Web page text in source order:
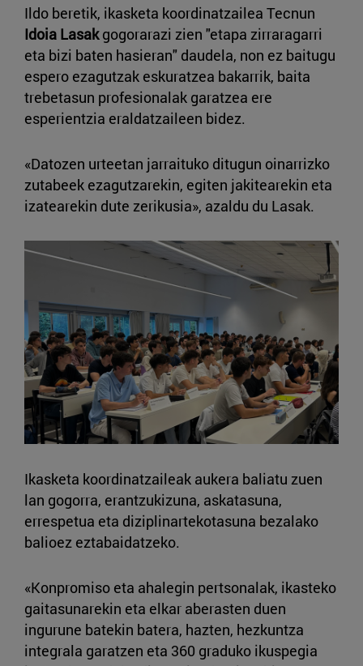
Ildo beretik, ikasketa koordinatzailea Tecnun
Idoia Lasakgogorarazi zien "etapa zirraragarri
eta bizi baten hasieran" daudela, non ez baitugu
espero ezagutzak eskuratzea bakarrik, baita
trebetasun profesionalak garatzea ere
esperientzia eraldatzaileen bidez.
«Datozen urteetan jarraituko ditugun oinarrizko
zutabeek ezagutzarekin, egiten jakitearekin eta
izatearekin dute zerikusia», azaldu du Lasak.
Ikasketa koordinatzaileak aukera baliatu zuen
lan gogorra, erantzukizuna, askatasuna,
errespetua eta diziplinartekotasuna bezalako
balioez eztabaidatzeko.
«Konpromiso eta ahalegin pertsonalak, ikasteko
gaitasunarekin eta elkar aberasten duen
ingurune batekin batera, hazten, hezkuntza
integrala garatzen eta 360 graduko ikuspegia